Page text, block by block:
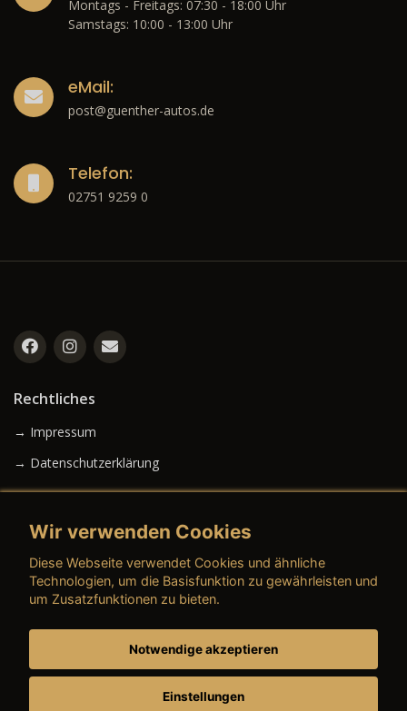
Montags - Freitags: 07:30 - 18:00 Uhr
Samstags: 10:00 - 13:00 Uhr
eMail:
post@guenther-autos.de
Telefon:
02751 9259 0
Rechtliches
→ Impressum
→ Datenschutzerklärung
→ AGB (Gebrauchtwagen)
→ AGB (Teile & Zubehör)
→ AGB (Dienstleistungen)
Wir verwenden Cookies
Diese Webseite verwendet Cookies und ähnliche
Technologien, um die Basisfunktion zu gewährleisten und
um Zusatzfunktionen zu bieten.
Notwendige akzeptieren
Einstellungen